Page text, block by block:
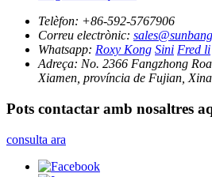
Telèfon: +86-592-5767906
Correu electrònic:
Whatsapp: Roxy Kong Sini Fred li
Adreça: No. 2366 Fangzhong
Xiamen, província de Fujian,
Pots contactar amb nosaltres
consulta ara